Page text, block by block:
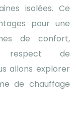
isolées. Ce
pour une
de confort,
respect de
allons explorer
de chauffage